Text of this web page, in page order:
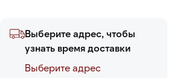
Выберите адрес, чтобы
узнать время доставки
Выберите адреc